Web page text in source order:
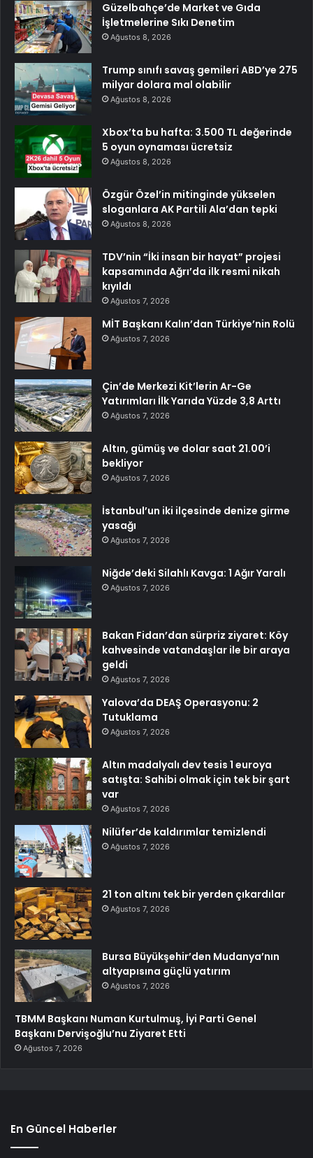
Güzelbahçe’de Market ve Gıda
İşletmelerine Sıkı Denetim
Ağustos 8, 2026
Trump sınıfı savaş gemileri ABD’ye 275
milyar dolara mal olabilir
Ağustos 8, 2026
Xbox’ta bu hafta: 3.500 TL değerinde
5 oyun oynaması ücretsiz
Ağustos 8, 2026
Özgür Özel’in mitinginde yükselen
sloganlara AK Partili Ala’dan tepki
Ağustos 8, 2026
TDV’nin “İki insan bir hayat” projesi
kapsamında Ağrı’da ilk resmi nikah
kıyıldı
Ağustos 7, 2026
MİT Başkanı Kalın’dan Türkiye’nin Rolü
Ağustos 7, 2026
Çin’de Merkezi Kit’lerin Ar-Ge
Yatırımları İlk Yarıda Yüzde 3,8 Arttı
Ağustos 7, 2026
Altın, gümüş ve dolar saat 21.00’i
bekliyor
Ağustos 7, 2026
İstanbul’un iki ilçesinde denize girme
yasağı
Ağustos 7, 2026
Niğde’deki Silahlı Kavga: 1 Ağır Yaralı
Ağustos 7, 2026
Bakan Fidan’dan sürpriz ziyaret: Köy
kahvesinde vatandaşlar ile bir araya
geldi
Ağustos 7, 2026
Yalova’da DEAŞ Operasyonu: 2
Tutuklama
Ağustos 7, 2026
Altın madalyalı dev tesis 1 euroya
satışta: Sahibi olmak için tek bir şart
var
Ağustos 7, 2026
Nilüfer’de kaldırımlar temizlendi
Ağustos 7, 2026
21 ton altını tek bir yerden çıkardılar
Ağustos 7, 2026
Bursa Büyükşehir’den Mudanya’nın
altyapısına güçlü yatırım
Ağustos 7, 2026
TBMM Başkanı Numan Kurtulmuş, İyi Parti Genel
Başkanı Dervişoğlu’nu Ziyaret Etti
Ağustos 7, 2026
En Güncel Haberler